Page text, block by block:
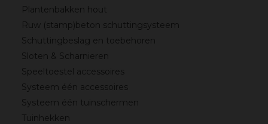
Plantenbakken hout
Ruw (stamp)beton schuttingsysteem
Schuttingbeslag en toebehoren
Sloten & Scharnieren
Speeltoestel accessoires
Systeem één accessoires
Systeem één tuinschermen
Tuinhekken